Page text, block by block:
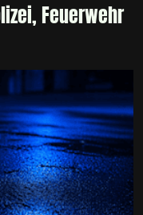
Feuerwehr